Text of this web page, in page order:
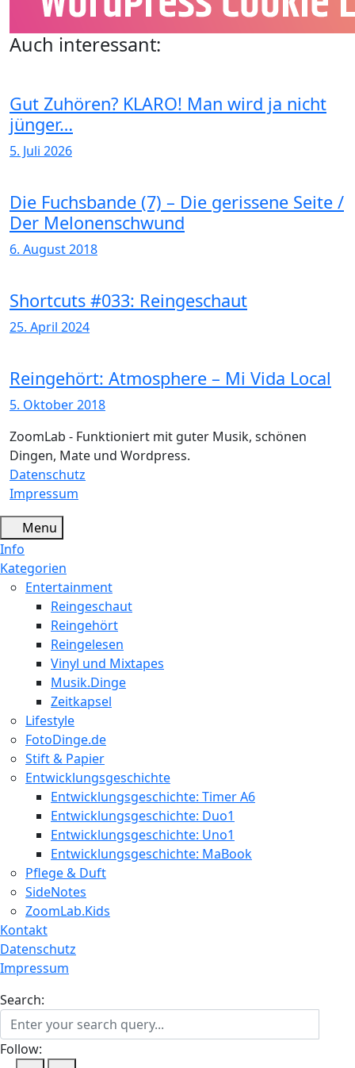
Auch interessant:
Gut Zuhören? KLARO! Man wird ja nicht
jünger…
5. Juli 2026
Die Fuchsbande (7) – Die gerissene Seite /
Der Melonenschwund
6. August 2018
Shortcuts #033: Reingeschaut
25. April 2024
Reingehört: Atmosphere – Mi Vida Local
5. Oktober 2018
ZoomLab - Funktioniert mit guter Musik, schönen
Dingen, Mate und Wordpress.
Datenschutz
Impressum
Menu
Info
Kategorien
Entertainment
Reingeschaut
Reingehört
Reingelesen
Vinyl und Mixtapes
Musik.Dinge
Zeitkapsel
Lifestyle
FotoDinge.de
Stift & Papier
Entwicklungsgeschichte
Entwicklungsgeschichte: Timer A6
Entwicklungsgeschichte: Duo1
Entwicklungsgeschichte: Uno1
Entwicklungsgeschichte: MaBook
Pflege & Duft
SideNotes
ZoomLab.Kids
Kontakt
Datenschutz
Impressum
Search:
Follow: